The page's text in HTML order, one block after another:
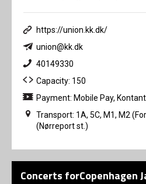
https://union.kk.dk/
union@kk.dk
40149330
Capacity: 150
Payment: Mobile Pay, Kontant
Transport: 1A, 5C, M1, M2
(Nørreport st.)
Concerts forCopenhagen